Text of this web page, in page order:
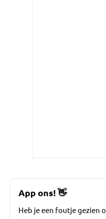
App ons!👋
Heb je een foutje gezien